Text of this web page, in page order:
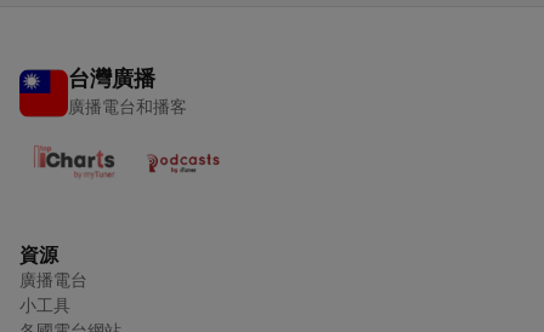
台灣廣播
廣播電台和播客
資源
廣播電台
小工具